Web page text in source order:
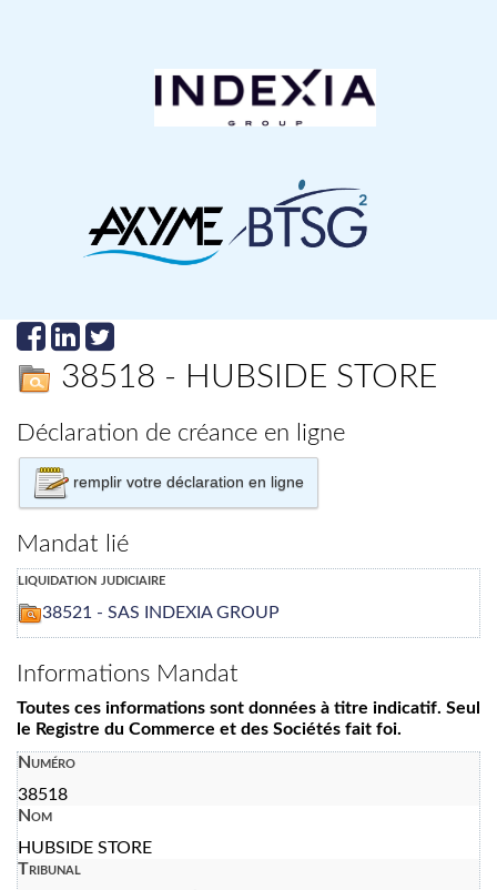
38518 - HUBSIDE STORE
Déclaration de créance en ligne
remplir votre déclaration en ligne
Mandat lié
liquidation judiciaire
38521 - SAS INDEXIA GROUP
Informations Mandat
Toutes ces informations sont données à titre indicatif. Seul
le Registre du Commerce et des Sociétés fait foi.
Numéro
38518
Nom
HUBSIDE STORE
Tribunal